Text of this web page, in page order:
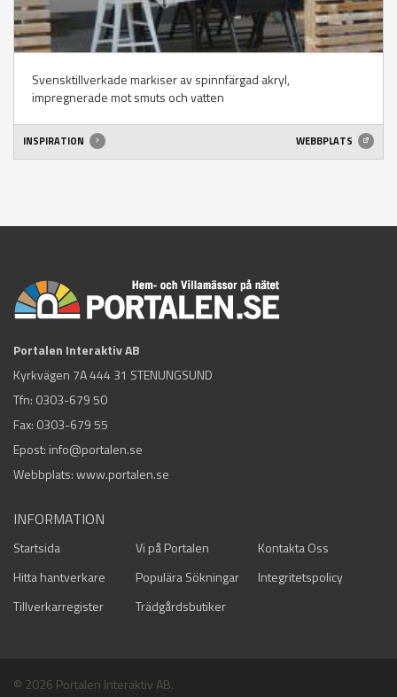
Svensktillverkade markiser av spinnfärgad akryl,
impregnerade mot smuts och vatten
INSPIRATION WEBBPLATS
Portalen Interaktiv AB
Kyrkvägen 7A 444 31 STENUNGSUND
Tfn: 0303-679 50
Fax: 0303-679 55
Epost: info@portalen.se
Webbplats: www.portalen.se
INFORMATION
Startsida Vi på Portalen
Kontakta Oss
Hitta hantverkare
Populära Sökningar
Integritetspolicy
Tillverkarregister
Trädgårdsbutiker
© 2026 Portalen Interaktiv AB.